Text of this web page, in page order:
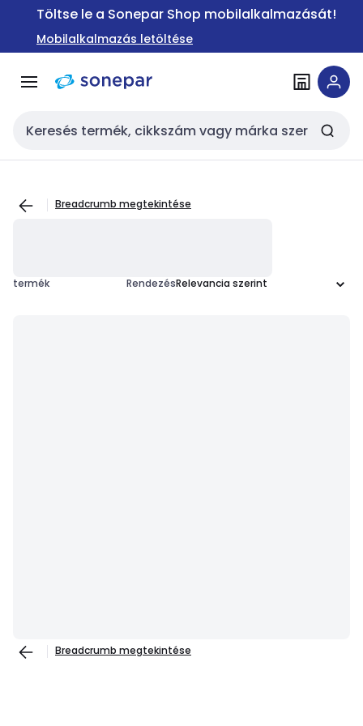
Ugrás a
Ugrás a
tartalomra
Töltse le a Sonepar Shop mobilalkalmazását!
Mobilalkalmazás letöltése
Keresési bemenet
Breadcrumb megtekintése
termék Rendezés
Breadcrumb megtekintése